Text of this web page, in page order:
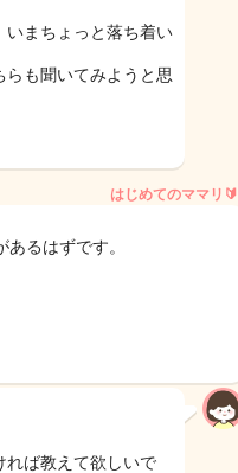
いまちょっと落ち着い
も聞いてみようと思
はじめてのママリ🔰
るはずです。
れば教えて欲しいで